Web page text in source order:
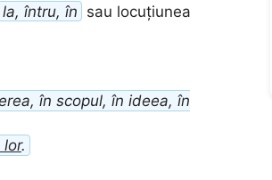
întru, în sau locuțiunea
în scopul, în ideea, în
lor.